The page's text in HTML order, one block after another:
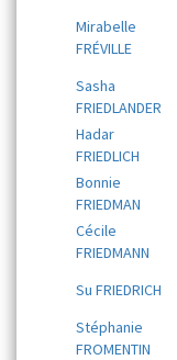
Mirabelle
FRÉVILLE
Sasha
FRIEDLANDER
Hadar
FRIEDLICH
Bonnie
FRIEDMAN
Cécile
FRIEDMANN
Su FRIEDRICH
Stéphanie
FROMENTIN